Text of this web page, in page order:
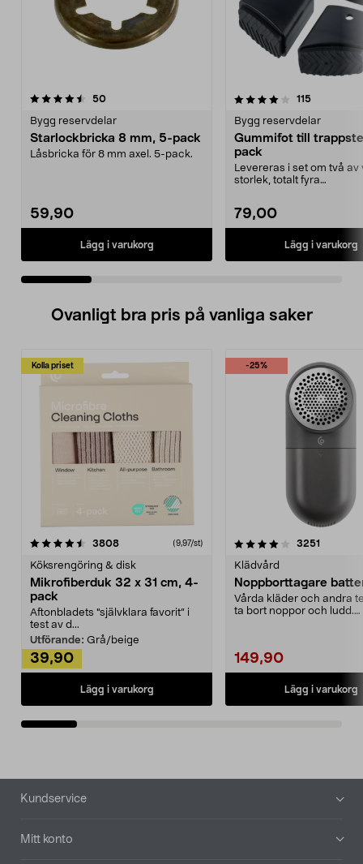
50recensioner
Bygg reservdelar
Starlockbricka 8 mm, 5-pack
Låsbricka för 8 mm axel. 5-pack.
59,90
Lägg i varukorg
4.0 av 5 stjärnor 115
Bygg reservdelar
Gummifot till
pack
Levereras i set om två av
storlek, totalt fyra
79,00
Lägg i varukorg
4.5 av 5 stjärnor
Ovanligt bra pris på vanliga saker
Kolla priset
3808recensioner (9,97/st)
Köksrengöring & disk
Mikrofiberduk 32 x 31 cm, 4-
pack
Aftonbladets "självklara favorit” i
test av d...
Utförande: Grå/beige
39,90
Lägg i varukorg
-25%
4.0av 5 stjärnor 3251
Klädvård
Noppborttagare
Vårda kläder och andra
ta bort noppor och ludd.
149,90
Lägg i varukorg
4.5av 5 stjärnor
Sidfot
Kundservice
Mitt konto